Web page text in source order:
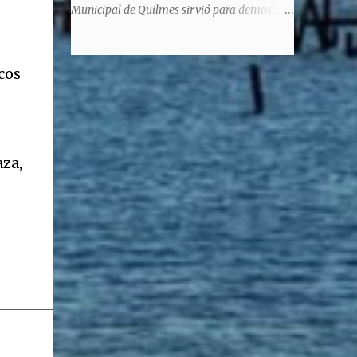
significaba de ninguna manera que era ad
remunerativo. Algunos no cobraban
estipendio -depende el cargo- pero tenían
importantísimos beneficios económicos".
Siguie diciendo Castellano: "Los ...
Municipal de Quilmes sirvió para demostrar
tantos inmigrantes que llegaron a la
Argentina para hacer la América. La
historia, escrita por el propio protagonista y
Julio Molina -a la sazón director de la
pieza-, va contando la vida del Galego, que
llegó al país y que trabajando fue quemando
etapas, esforzándose a puro pulmón. Pero
también está lo vivido en su España natal,
con el tema de la guerra civil que sufrió la
familia y tuvo la grieta que instaló el
generalisimo Franco con una enorme cuota
de torturas, persecución, secuestros,
prisiones. El dolor vivido en carne propia y
trasladado a la piel, para contar todo lo
padecido. El relato tiene morriña, saudades,
el canto a Galicia, tierra de los padres y